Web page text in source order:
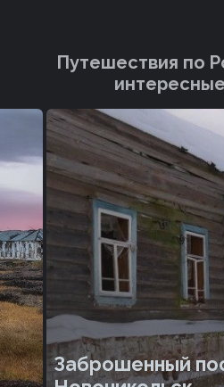
Путешествия по
Заброшенный